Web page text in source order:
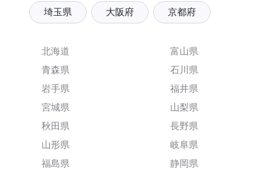
埼玉県 大阪府 京都府
北海道
青森県
岩手県
宮城県
秋田県
山形県
福島県
富山県
石川県
福井県
山梨県
長野県
岐阜県
静岡県